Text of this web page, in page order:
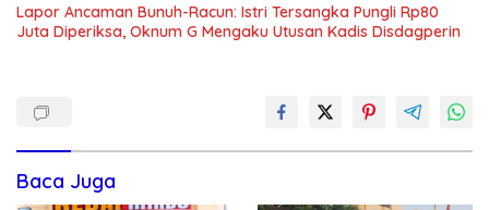
Lapor Ancaman Bunuh-Racun: Istri Tersangka Pungli Rp80
Juta Diperiksa, Oknum G Mengaku Utusan Kadis Disdagperin
Baca Juga